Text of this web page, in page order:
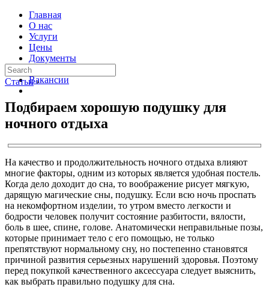
Главная
О нас
Услуги
Цены
Документы
Контакты
Вакансии
Статьи ›
Подбираем хорошую подушку для
ночного отдыха
На качество и продолжительность ночного отдыха влияют
многие факторы, одним из которых является удобная постель.
Когда дело доходит до сна, то воображение рисует мягкую,
дарящую магические сны, подушку. Если всю ночь проспать
на некомфортном изделии, то утром вместо легкости и
бодрости человек получит состояние разбитости, вялости,
боль в шее, спине, голове. Анатомически неправильные позы,
которые принимает тело с его помощью, не только
препятствуют нормальному сну, но постепенно становятся
причиной развития серьезных нарушений здоровья. Поэтому
перед покупкой качественного аксессуара следует выяснить,
как выбрать правильно подушку для сна.